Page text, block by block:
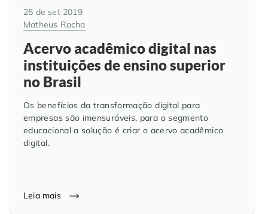
25 de set 2019
Matheus Rocha
Acervo acadêmico digital nas
instituições de ensino superior
no Brasil
Os benefícios da transformação digital para
empresas são imensuráveis, para o segmento
educacional a solução é criar o acervo acadêmico
digital.
Leia mais